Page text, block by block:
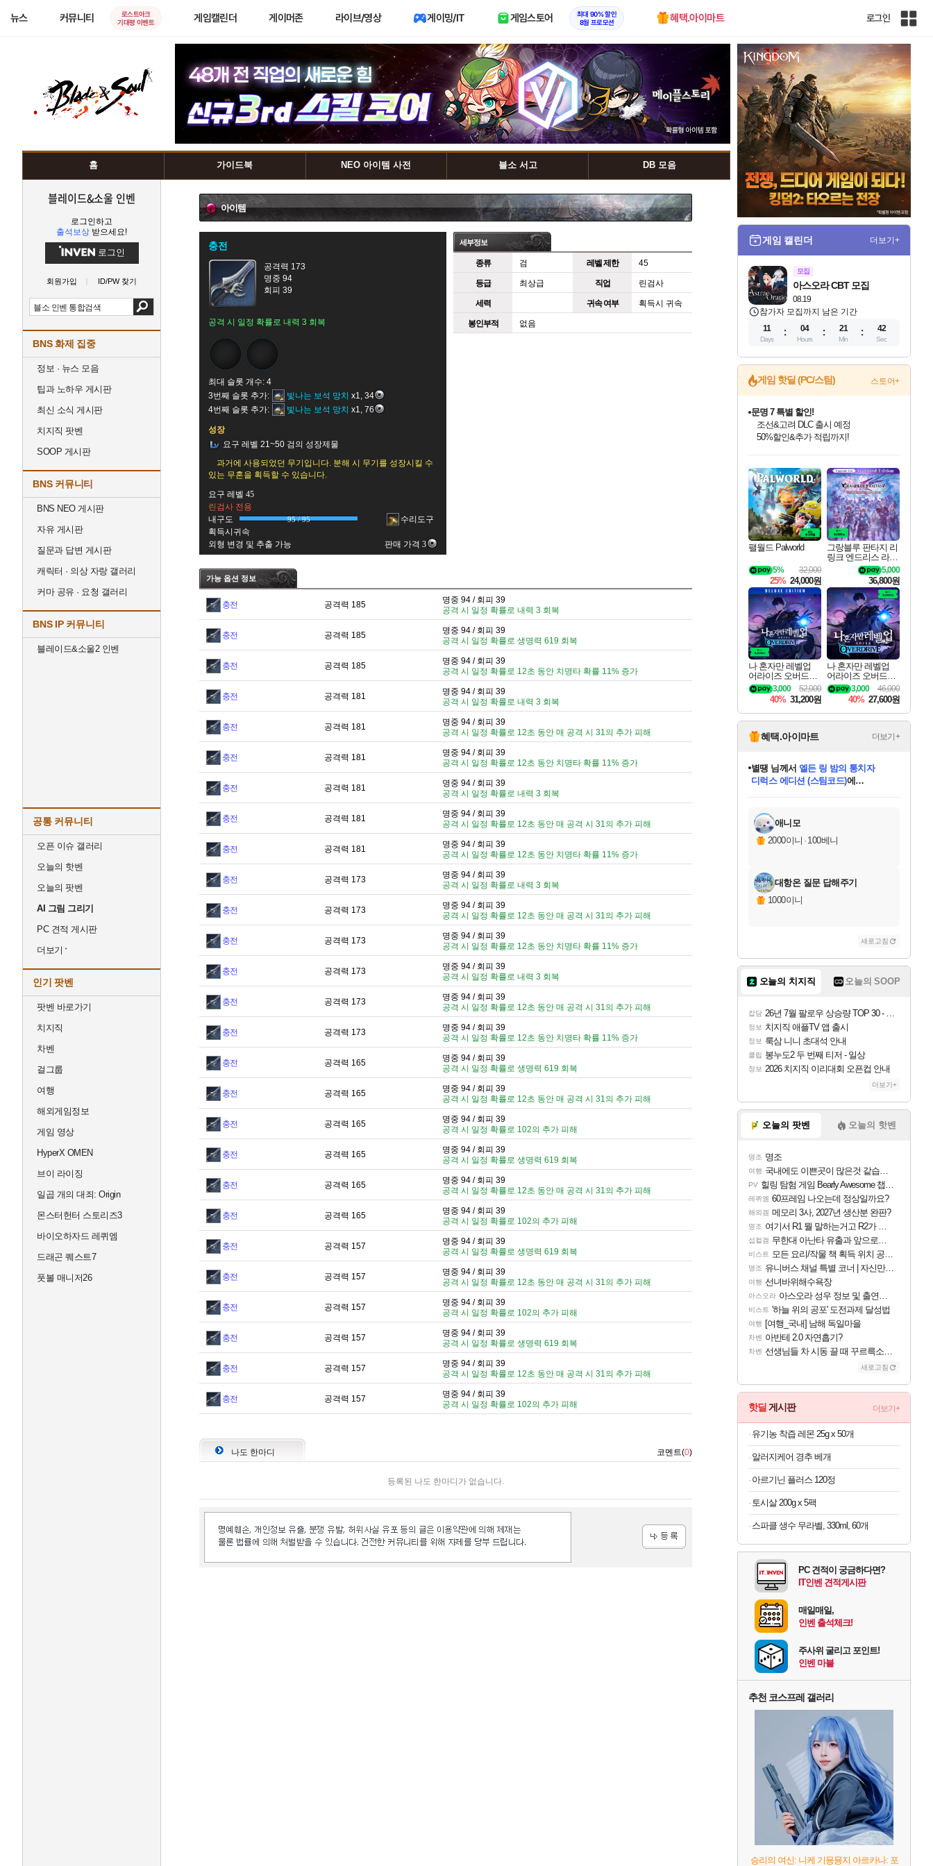
뉴스 커뮤니티
로스트아크
기대평 이벤트
게임캘린더 게이머존 라이브/영상 게이밍/IT 게임스토어
최대 90% 할인
8월 프로모션
혜택.아이마트 로그인
인
사
이
트
맵
홈 가이드북 NEO 아이템 사전 블소 서고 DB 모음
블레이드&소울 인벤
로그인하고
출석보상 받으세요!
로그인
회원가입 ID/PW 찾기
BNS 화제 집중
정보 · 뉴스 모음
팁과 노하우 게시판
최신 소식 게시판
치지직 팟벤
SOOP 게시판
BNS 커뮤니티
BNS NEO 게시판
자유 게시판
질문과 답변 게시판
캐릭터 · 의상 자랑 갤러리
커마 공유 · 요청 갤러리
BNS IP 커뮤니티
블레이드&소울2 인벤
공통 커뮤니티
오픈 이슈 갤러리
오늘의 핫벤
오늘의 팟벤
AI 그림 그리기
PC 견적 게시판
더보기
인기 팟벤
팟벤 바로가기
치지직
차벤
걸그룹
여행
해외게임정보
게임 영상
HyperX OMEN
브이 라이징
일곱 개의 대죄: Origin
몬스터헌터 스토리즈3
바이오하자드 레퀴엠
드래곤 퀘스트7
풋볼 매니저26
아이템
충전
공격력 173
명중 94
회피 39
공격 시 일정 확률로 내력 3 회복
최대 슬롯 개수: 4
3번째 슬롯 추가:
빛나는 보석 망치 x1, 34
4번째 슬롯 추가:
빛나는 보석 망치 x1, 76
성장
요구 레벨 21~50 검의 성장제물
과거에 사용되었던 무기입니다. 분해 시 무기를 성장시킬 수
있는 무혼을 획득할 수 있습니다.
요구 레벨 45
린검사 전용
내구도
95 / 95
수리도구
획득시귀속
외형 변경 및 추출 가능
판매 가격 3
세부정보
종류 검 레벨 제한 45
등급 최상급 직업 린검사
세력 귀속 여부 획득시 귀속
봉인부적 없음
가능 옵션 정보
충전 공격력 185
명중 94 / 회피 39
공격 시 일정 확률로 내력 3 회복
충전 공격력 185
명중 94 / 회피 39
공격 시 일정 확률로 생명력 619 회복
충전 공격력 185
명중 94 / 회피 39
공격 시 일정 확률로 12초 동안 치명타 확률 11% 증가
충전 공격력 181
명중 94 / 회피 39
공격 시 일정 확률로 내력 3 회복
충전 공격력 181
명중 94 / 회피 39
공격 시 일정 확률로 12초 동안 매 공격 시 31의 추가 피해
충전 공격력 181
명중 94 / 회피 39
공격 시 일정 확률로 12초 동안 치명타 확률 11% 증가
충전 공격력 181
명중 94 / 회피 39
공격 시 일정 확률로 내력 3 회복
충전 공격력 181
명중 94 / 회피 39
공격 시 일정 확률로 12초 동안 매 공격 시 31의 추가 피해
충전 공격력 181
명중 94 / 회피 39
공격 시 일정 확률로 12초 동안 치명타 확률 11% 증가
충전 공격력 173
명중 94 / 회피 39
공격 시 일정 확률로 내력 3 회복
충전 공격력 173
명중 94 / 회피 39
공격 시 일정 확률로 12초 동안 매 공격 시 31의 추가 피해
충전 공격력 173
명중 94 / 회피 39
공격 시 일정 확률로 12초 동안 치명타 확률 11% 증가
충전 공격력 173
명중 94 / 회피 39
공격 시 일정 확률로 내력 3 회복
충전 공격력 173
명중 94 / 회피 39
공격 시 일정 확률로 12초 동안 매 공격 시 31의 추가 피해
충전 공격력 173
명중 94 / 회피 39
공격 시 일정 확률로 12초 동안 치명타 확률 11% 증가
충전 공격력 165
명중 94 / 회피 39
공격 시 일정 확률로 생명력 619 회복
충전 공격력 165
명중 94 / 회피 39
공격 시 일정 확률로 12초 동안 매 공격 시 31의 추가 피해
충전 공격력 165
명중 94 / 회피 39
공격 시 일정 확률로 102의 추가 피해
충전 공격력 165
명중 94 / 회피 39
공격 시 일정 확률로 생명력 619 회복
충전 공격력 165
명중 94 / 회피 39
공격 시 일정 확률로 12초 동안 매 공격 시 31의 추가 피해
충전 공격력 165
명중 94 / 회피 39
공격 시 일정 확률로 102의 추가 피해
충전 공격력 157
명중 94 / 회피 39
공격 시 일정 확률로 생명력 619 회복
충전 공격력 157
명중 94 / 회피 39
공격 시 일정 확률로 12초 동안 매 공격 시 31의 추가 피해
충전 공격력 157
명중 94 / 회피 39
공격 시 일정 확률로 102의 추가 피해
충전 공격력 157
명중 94 / 회피 39
공격 시 일정 확률로 생명력 619 회복
충전 공격력 157
명중 94 / 회피 39
공격 시 일정 확률로 12초 동안 매 공격 시 31의 추가 피해
충전 공격력 157
명중 94 / 회피 39
공격 시 일정 확률로 102의 추가 피해
나도 한마디 코멘트(0)
등록된 나도 한마디가 없습니다.
게임 캘린더 더보기+
모집
08.19
아스오라 CBT 모집
참가자 모집까지 남은 기간
11
Days
04
Hours
21
Min
41
Sec
게임 핫딜 (PC/스팀) 스토어+
최대 90% 할인가를 만나보세요!
네이버혜택과 함께 만나보세요!
문명 7 특별 할인!
조선&고려 DLC 출시 예정
50%할인&추가 적립까지!
네이버 포인트 혜택까지!
이니&베니 혜택까지!
네이버 혜택가와 함께 예약하세요!
할인&네이버혜택으로 만나보세요!
네이버페이 혜택과 만나보세요!
40주년 프로모션으로 만나보세요!
할인가에 만나보세요!
일부 에디션 상시 할인!
혜택으로 예약 판매 중
편안하게 충전하세요
팰월드 Palworld
32,000
5%
25% 24,000원
그랑블루 판타지 리
링크 엔드리스 라그
나로크 업그레이드
킷 Granblue Fantasy
Relink Endless Ragn
arok Upgrade Kit DL
C
5,000
36,800원
나 혼자만 레벨업
어라이즈 오버드라
이브 디럭스 에디션
Solo Leveling Arise
Overdrive Deluxe Edi
tion
52,000
3,000
40% 31,200원
나 혼자만 레벨업
어라이즈 오버드라
이브 Solo Leveling A
rise
46,000
3,000
40% 27,600원
혜택.아이마트 더보기+
교환.
당첨되셨습니다.
니코 님께서 (본편포함) 데이브 더
다이버 인 더 정글 번들 (스팀코드)
당첨되셨습니다.
당첨되셨습니다.
당첨되셨습니다.
당첨되셨습니다.
당첨되셨습니다.
에디션 (스팀코드)
당첨되셨습니다.
애니모
2000이니 · 100베니
대항온 질문 답해주기
1000이니
새로고침
오늘의 치지직 오늘의 SOOP
잡담 26년 7월 팔로우 상승량 TOP 30 - 월간 치지직
정보 치지직 애플TV 앱 출시
정보 룩삼 니니 초대석 안내
클립 봉누도2 두 번째 티저 - 일상
정보 2026 치지직 이리대회 오픈컵 안내
더보기+
오늘의 팟벤 오늘의 핫벤
명조 명조
여행 국내에도 이쁜곳이 많은것 같습니다
PV 힐링 탐험 게임 Bearly Awesome 챕터 1 트레일러
레퀴엠 60프레임 나오는데 정상일까요?
해외겜 메모리 3사, 2027년 생산분 완판?
명조 여기서 R1 뭘 말하는거고 R2가 뭘말하는걸까요?
섭컬겜 무한대 아난타 유출과 앞으로의 예상 (루머)
비스트 모든 요리/작물 책 획득 위치 공략 (36개) - 미식가 도전과제
명조 유니버스 채널 특별 코너 | 자신만의 스타일
여행 선녀바위해수욕장
아스오라 아스오라 성우 정보 및 출연작 모음
비스트 '하늘 위의 공포' 도전과제 달성법
여행 [여행_국내] 남해 독일마을
차벤 아반테 2.0 자연흡기?
차벤 선생님들 차 시동 끌 때 꾸르륵소리나는데
새로고침
핫딜 게시판 더보기+
유기농 착즙 레몬 25g x 50개
알러지케어 경추 베개
아르기닌 플러스 120정
토시살 200g x 5팩
스파클 생수 무라벨, 330ml, 60개
PC 견적이 궁금하다면?
IT인벤 견적게시판
매일매일,
인벤 출석체크!
주사위 굴리고 포인트!
인벤 마블
추천 코스프레 갤러리
승리의 여신: 니케 기묭묭지 아르카나: 포